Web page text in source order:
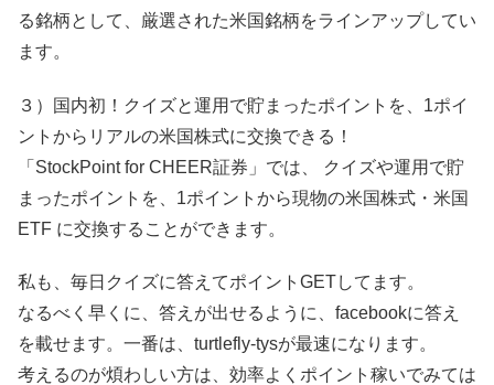
る銘柄として、厳選された米国銘柄をラインアップしてい
ます。
３）国内初！クイズと運用で貯まったポイントを、1ポイ
ントからリアルの米国株式に交換できる！
「StockPoint for CHEER証券」では、 クイズや運用で貯
まったポイントを、1ポイントから現物の米国株式・米国
ETF に交換することができます。
私も、毎日クイズに答えてポイントGETしてます。
なるべく早くに、答えが出せるように、facebookに答え
を載せます。一番は、turtlefly-tysが最速になります。
考えるのが煩わしい方は、効率よくポイント稼いでみては